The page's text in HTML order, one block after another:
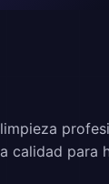
calidad para